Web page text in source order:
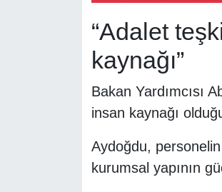
“Adalet
kaynağı”
Bakan Yardımcısı
insan kaynağı
Aydoğdu,
kurumsal yapının